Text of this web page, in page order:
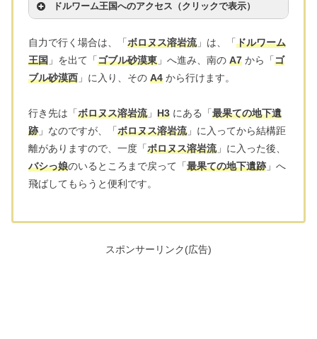
ドルワーム王国へのアクセス（クリックで表示）
自力で行く場合は、「ボロヌス溶岩流」は、「ドルワーム
王国 」を出て「ゴブル砂漠東 」へ進み、南の A7 から「ゴ
ブル砂漠西 」に入り、その A4 から行けます。
行き先は「ボロヌス溶岩流」 H3 にある「最果ての地下遺
跡 」なのですが、「ボロヌス溶岩流」に入ってから結構距
離がありますので、一度「ボロヌス溶岩流」に入った後、
バシっ娘のいるところまで戻って「最果ての地下遺跡 」へ
飛ばしてもらうと便利です。
スポンサーリンク(広告)